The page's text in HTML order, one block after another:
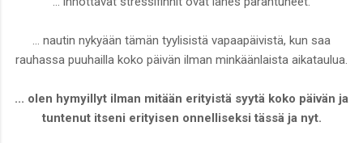
... nautin nykyään tämän tyylisistä vapaapäivistä, kun saa
rauhassa puuhailla koko päivän ilman minkäänlaista aikataulua.
... olen hymyillyt ilman mitään erityistä syytä koko päivän ja
tuntenut itseni erityisen onnelliseksi tässä ja nyt.